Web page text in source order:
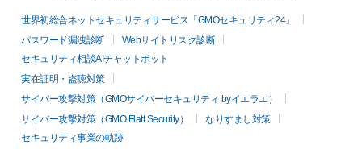
世界初総合ネットセキュリティサービス「GMOセキュリティ24」
パスワード漏洩診断
Webサイトリスク診断
セキュリティ相談AIチャットボット
実在証明・盗聴対策
サイバー攻撃対策（GMOサイバーセキュリティ byイエラエ）
サイバー攻撃対策（GMO Flatt Security）
なりすまし対策
セキュリティ事業の軌跡